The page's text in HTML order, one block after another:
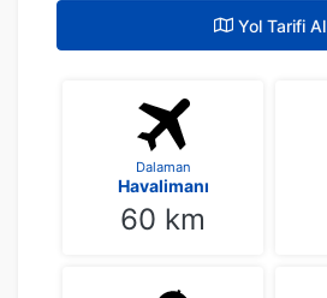
Yol Tarifi Al
Dalaman
Havalimanı
60 km